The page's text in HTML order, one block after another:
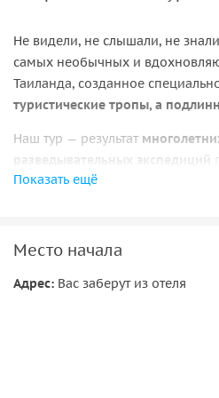
Не видели, не слышали, не
самых необычных и
Таиланда, созданное
туристические тропы, а
Наш тур — результат
разведывательных экспедиций
человека, который уже 12 лет
Маршрут путешествия:
Выезд с острова Пхукет и
Показать ещё
Место начала
Адрес: Вас заберут из отеля